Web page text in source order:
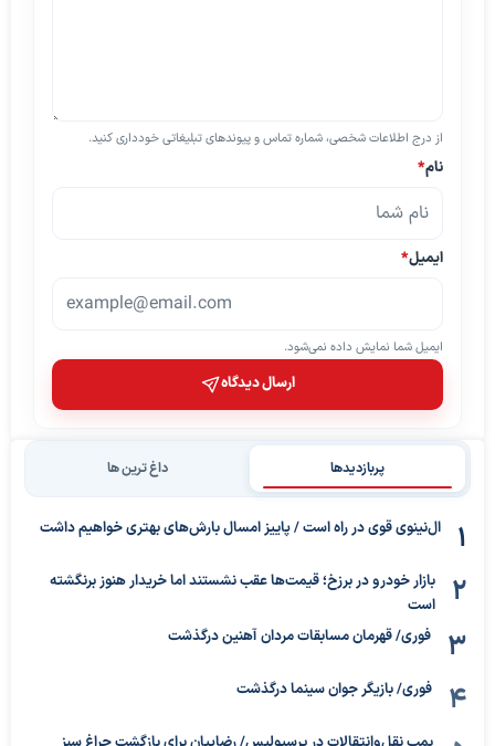
از درج اطلاعات شخصی، شماره تماس و پیوندهای تبلیغاتی خودداری کنید.
نام*
ایمیل*
ایمیل شما نمایش داده نمی‌شود.
ارسال دیدگاه
پربازدیدها داغ ترین ها
ال‌نینوی قوی در راه است / پاییز امسال بارش‌های بهتری خواهیم داشت
بازار خودرو در برزخ؛ قیمت‌ها عقب نشستند اما خریدار هنوز برنگشته
است
فوری/ قهرمان مسابقات مردان آهنین درگذشت
فوری/ بازیگر جوان سینما درگذشت